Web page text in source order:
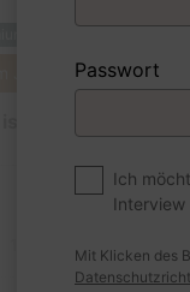
Passwort
Ich
Interview
Mit Klicken des